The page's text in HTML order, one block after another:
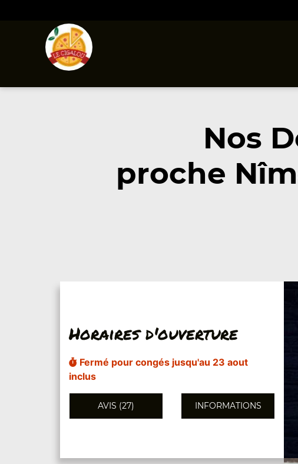
Nos
proche
Horaires d'ouverture
Fermé pour congés jusqu'au 23 aout
inclus
AVIS (27) INFORMATIONS